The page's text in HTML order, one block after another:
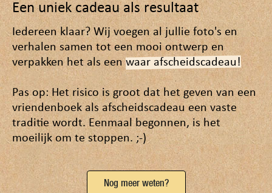
Een uniek cadeau als resultaat
Iedereen klaar? Wij voegen al jullie foto's en
verhalen samen tot een mooi ontwerp en
verpakken het als eenwaar afscheidscadeau!
Pas op: Het risico is groot dat het geven van een
vriendenboek als afscheidscadeau een vaste
traditie wordt. Eenmaal begonnen, is het
moeilijk om te stoppen. ;-)
Nog meer weten?